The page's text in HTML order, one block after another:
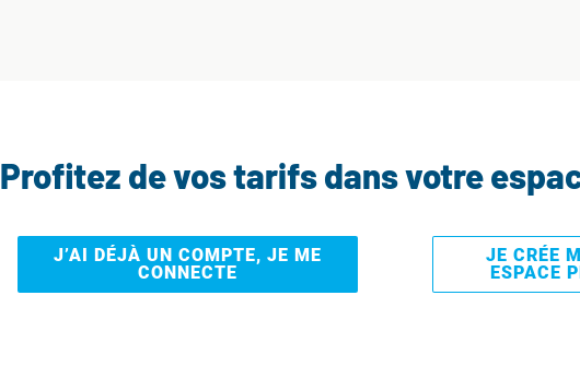
Profitez de vos tarifs dans votre
J’AI DÉJÀ UN COMPTE, JE ME
CONNECTE
JE CRÉE
ESPACE